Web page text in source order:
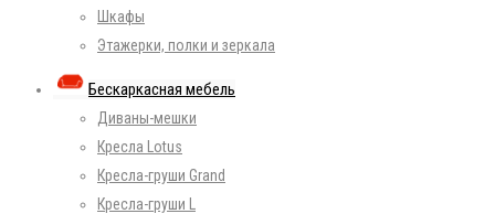
Шкафы
Этажерки, полки и зеркала
Бескаркасная мебель
Диваны-мешки
Кресла Lotus
Кресла-груши Grand
Кресла-груши L